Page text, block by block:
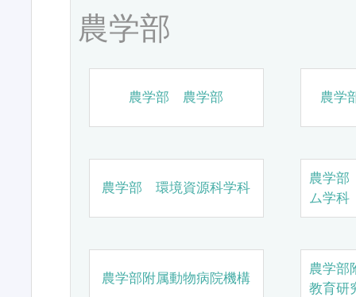
農学部
農学部 農学部 農学
農学部 環境資源科学科
農学
ム学科
農学部附属動物病院機構
農学部
教育研